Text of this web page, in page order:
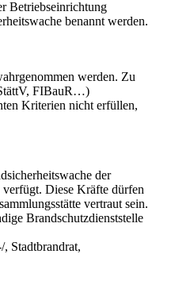
Betriebseinrichtung
benannt werden.
werden. Zu
FIBauR…)
Kriterien nicht erfüllen,
der
verfügt. Diese Kräfte dürfen
vertraut sein.
Brandschutzdienststelle
Stadtbrandrat,